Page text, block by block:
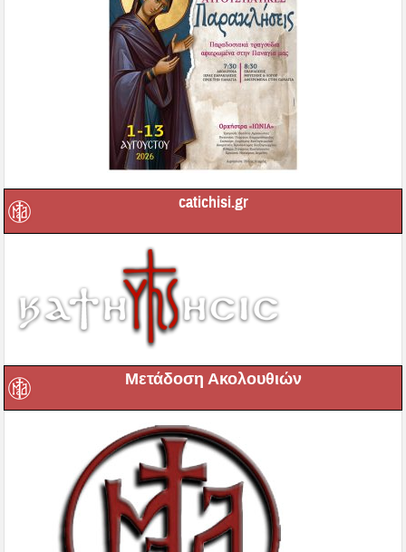
catichisi.gr
Μετάδοση Ακολουθιών